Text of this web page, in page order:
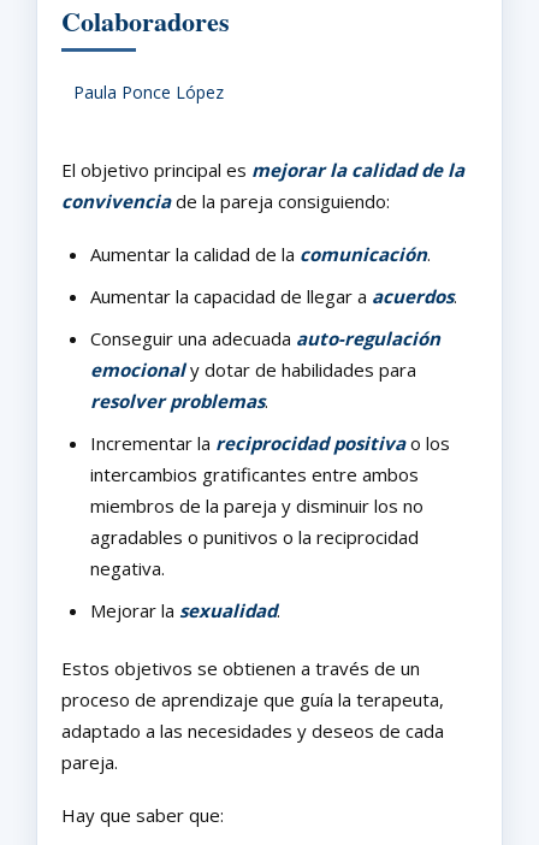
Colaboradores
Paula Ponce López
El objetivo principal es mejorar la calidad de la
convivenciade la pareja consiguiendo:
Aumentar la calidad de la comunicación.
Aumentar la capacidad de llegar a acuerdos.
Conseguir una adecuada auto-regulación
emocionaly dotar de habilidades para
resolver problemas.
Incrementar la reciprocidad positivao los
intercambios gratificantes entre ambos
miembros de la pareja y disminuir los no
agradables o punitivos o la reciprocidad
negativa.
Mejorar la sexualidad.
Estos objetivos se obtienen a través de un
proceso de aprendizaje que guía la terapeuta,
adaptado a las necesidades y deseos de cada
pareja.
Hay que saber que: